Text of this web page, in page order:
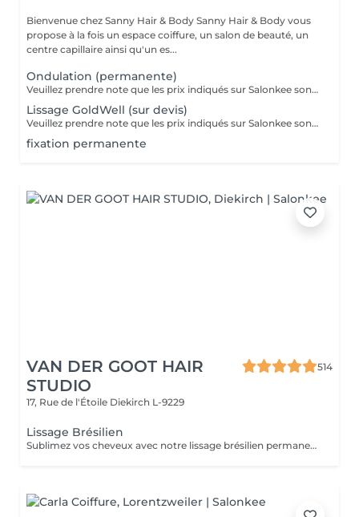
Bienvenue chez Sanny Hair & Body Sanny Hair & Body vous
propose à la fois un espace coiffure, un salon de beauté, un
centre capillaire ainsi qu'un es...
Ondulation (permanente)
Veuillez prendre note que les prix indiqués sur Salonkee sont communiqués à titre informatif et s'entendent de base. Ces derniers sont susceptibles de varier selon le diagnostic réalisé à votre arrivée au salon et l'expertise du professionnel à qui vous confiez votre beauté. Dans tous les cas, un devis précis vous sera proposé et toutes réalisations de prestations seront effectuées avec votre accord. Un grand merci d'avance pour votre compréhension. Au plaisir de vous recevoir très vite.
Lissage GoldWell (sur devis)
Veuillez prendre note que les prix indiqués sur Salonkee sont communiqués à titre informatif et s'entendent de base. Ces derniers sont susceptibles de varier selon le diagnostic réalisé à votre arrivée au salon et l'expertise du professionnel à qui vous confiez votre beauté. Dans tous les cas, un devis précis vous sera proposé et toutes réalisations de prestations seront effectuées avec votre accord. Un grand merci d'avance pour votre compréhension. Au plaisir de vous recevoir très vite.
fixation permanente
VAN DER GOOT HAIR
STUDIO
514
17, Rue de l'Étoile Diekirch L-9229
Lissage Brésilien
Sublimez vos cheveux avec notre lissage brésilien permanent, conçu pour offrir des cheveux lisses, soyeux et sans frisottis. Ce traitement professionnel restructure la fibre capillaire et élimine les ondulations ou boucles indésirables, tout en laissant les cheveux brillants, doux et faciles à coiffer. Les résultats durables garantissent une chevelure lisse et parfaitement maîtrisée, pour un coiffage simple au quotidien.